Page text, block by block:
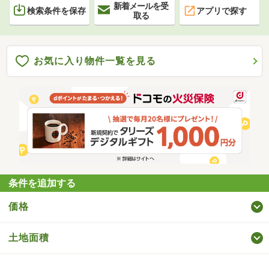
検索条件を保存
新着メールを受
取る
アプリで探す
お気に入り物件一覧を見る
条件を追加する
価格
土地面積